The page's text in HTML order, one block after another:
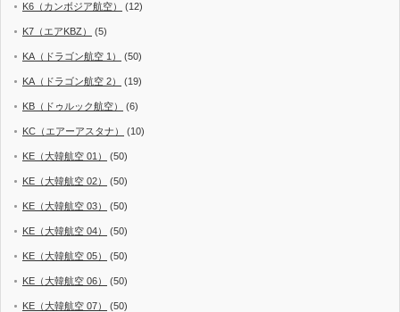
K6（カンボジア航空） (12)
K7（エアKBZ） (5)
KA（ドラゴン航空 1） (50)
KA（ドラゴン航空 2） (19)
KB（ドゥルック航空） (6)
KC（エアーアスタナ） (10)
KE（大韓航空 01） (50)
KE（大韓航空 02） (50)
KE（大韓航空 03） (50)
KE（大韓航空 04） (50)
KE（大韓航空 05） (50)
KE（大韓航空 06） (50)
KE（大韓航空 07） (50)